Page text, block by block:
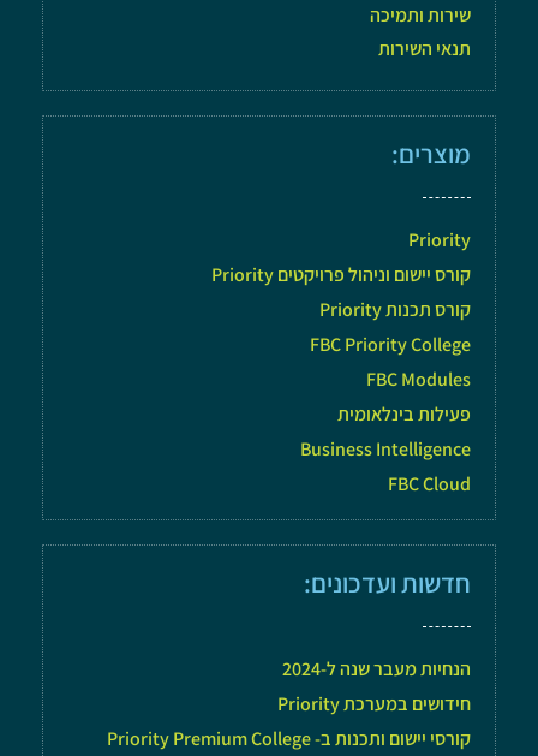
שירות ותמיכה
תנאי השירות
מוצרים:
Priority
קורס יישום וניהול פרויקטים Priority
קורס תכנות Priority
FBC Priority College
FBC Modules
פעילות בינלאומית
Business Intelligence
FBC Cloud
חדשות ועדכונים:
הנחיות מעבר שנה ל-2024
חידושים במערכת Priority
קורסי יישום ותכנות ב- Priority Premium College